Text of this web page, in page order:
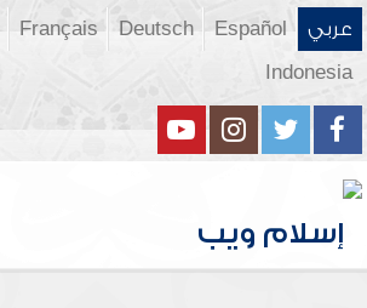
عربي Español
Deutsch
Français
Indonesia